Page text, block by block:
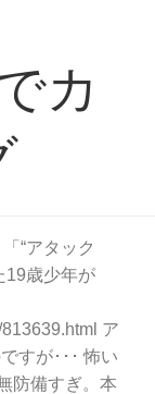
カ
“アタック
19歳少年が
ア
すが･･･ 怖い
防備すぎ。本